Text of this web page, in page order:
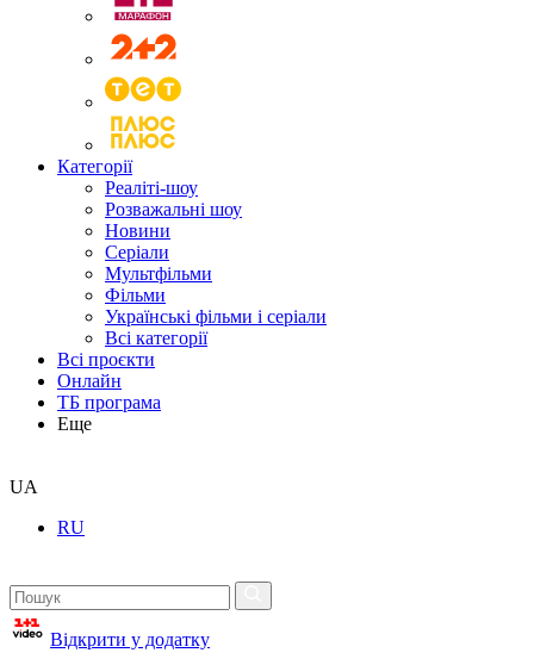
Категорії
Реаліті-шоу
Розважальні шоу
Новини
Серіали
Мультфільми
Фільми
Українські фільми і серіали
Всі категорії
Всі проєкти
Онлайн
ТБ програма
Еще
UA
RU
Відкрити у додатку